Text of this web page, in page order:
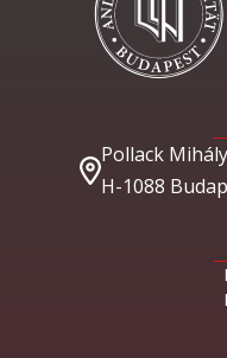
Pollack
H-1088